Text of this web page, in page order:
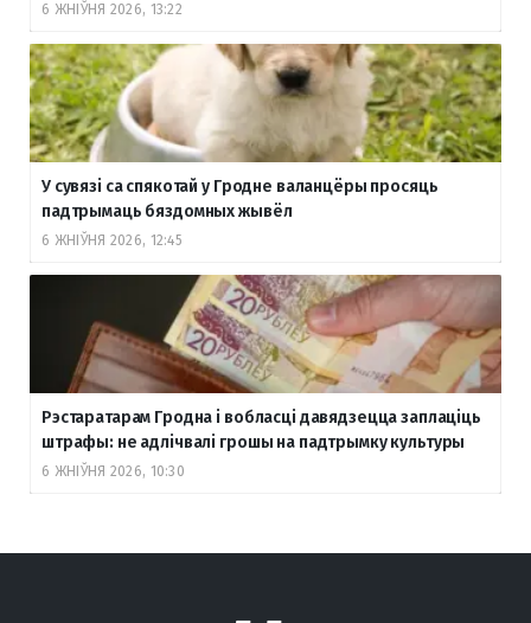
6 ЖНІЎНЯ 2026, 13:22
У сувязі са спякотай у Гродне валанцёры просяць
падтрымаць бяздомных жывёл
6 ЖНІЎНЯ 2026, 12:45
Рэстаратарам Гродна і вобласці давядзецца заплаціць
штрафы: не адлічвалі грошы на падтрымку культуры
6 ЖНІЎНЯ 2026, 10:30